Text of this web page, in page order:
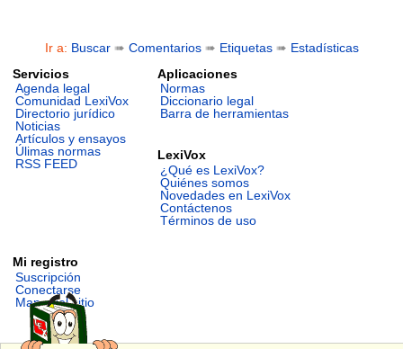
Ir a: Buscar➠ Comentarios➠ Etiquetas➠ Estadísticas
Servicios
Agenda legal
Comunidad LexiVox
Directorio jurídico
Noticias
Artículos y ensayos
Úlimas normas
RSS FEED
Aplicaciones
Normas
Diccionario legal
Barra de herramientas
LexiVox
¿Qué es LexiVox?
Quiénes somos
Novedades en LexiVox
Contáctenos
Términos de uso
Mi registro
Suscripción
Conectarse
Mapa del sitio